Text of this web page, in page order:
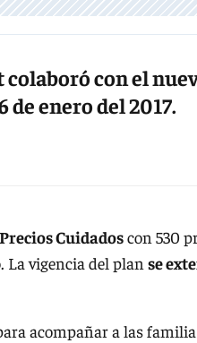
con el
enero del 2017.
Cuidadoscon 530
La vigencia del plan se
acompañar a las